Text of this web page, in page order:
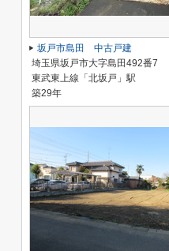
坂戸市島田 中古戸建
埼玉県坂戸市大字島田492番7
東武東上線「北坂戸」駅
築29年